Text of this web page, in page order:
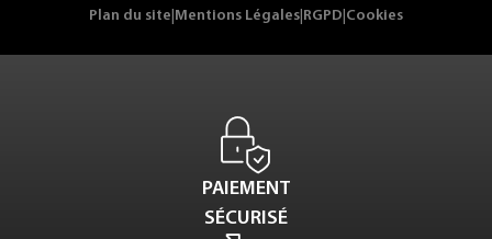
Plan du site Mentions Légales RGPD Cookies
PAIEMENT
SÉCURISÉ